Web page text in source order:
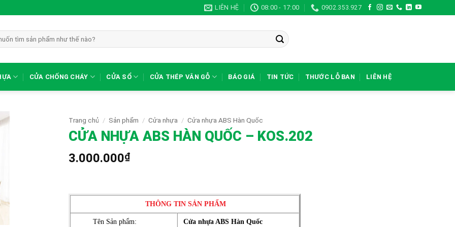
LIÊN HỆ 08:00 - 17:00 0902.353.927
CỬA CHỐNG CHÁY CỬA SỔ CỬA THÉP VÂN GỖ BÁO GIÁ TIN TỨC THƯỚC LỖ BAN LIÊN HỆ
Trang chủ / Sản phẩm / Cửa nhựa / Cửa nhựa ABS Hàn Quốc
CỬA NHỰA ABS HÀN QUỐC – KOS.202
3.000.000₫
THÔNG TIN SẢN PHẨM
Tên Sản phẩm: Cửa nhựa ABS Hàn Quốc